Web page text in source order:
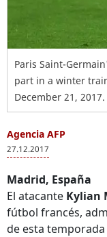
Paris Saint-
part in a winter
December 21, 2017.
Agencia AFP
27.12.2017
Madrid, España
El atacante Kylian
fútbol francés,
de esta